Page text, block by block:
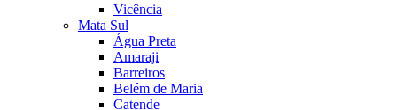
Vicência
Mata Sul
Água Preta
Amaraji
Barreiros
Belém de Maria
Catende